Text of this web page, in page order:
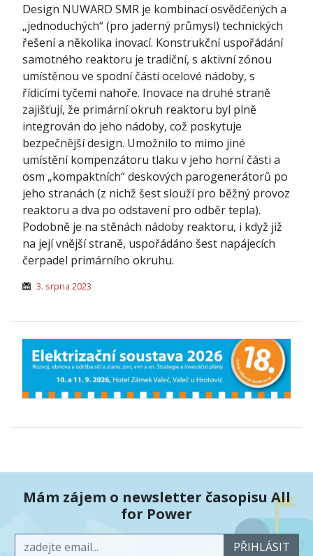
Design NUWARD SMR je kombinací osvědčených a
„jednoduchých“ (pro jaderný průmysl) technických
řešení a několika inovací. Konstrukční uspořádání
samotného reaktoru je tradiční, s aktivní zónou
umístěnou ve spodní části ocelové nádoby, s
řídicími tyčemi nahoře. Inovace na druhé straně
zajišťují, že primární okruh reaktoru byl plně
integrován do jeho nádoby, což poskytuje
bezpečnější design. Umožnilo to mimo jiné
umístění kompenzátoru tlaku v jeho horní části a
osm „kompaktních“ deskových parogenerátorů po
jeho stranách (z nichž šest slouží pro běžný provoz
reaktoru a dva po odstavení pro odběr tepla).
Podobně je na stěnách nádoby reaktoru, i když již
na její vnější straně, uspořádáno šest napájecích
čerpadel primárního okruhu.
3. srpna 2023
Mám zájem o newsletter časopisu All
for Power
PŘIHLÁSIT